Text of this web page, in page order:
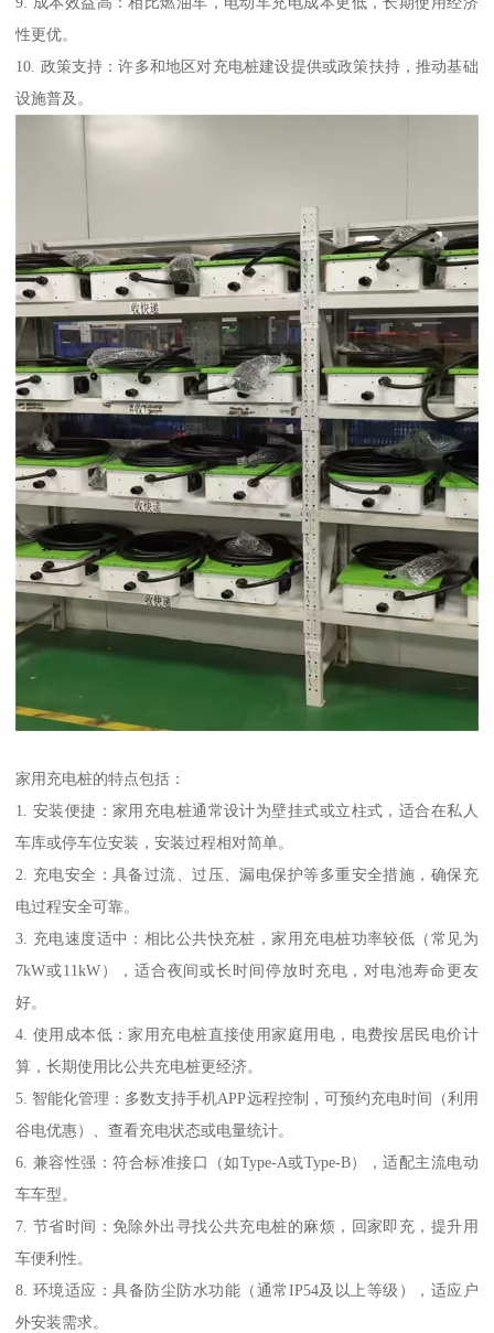
性更优。
10. 政策支持：许多和地区对充电桩建设提供或政策扶持，推动基础
设施普及。
家用充电桩的特点包括：
1. 安装便捷：家用充电桩通常设计为壁挂式或立柱式，适合在私人
车库或停车位安装，安装过程相对简单。
2. 充电安全：具备过流、过压、漏电保护等多重安全措施，确保充
电过程安全可靠。
3. 充电速度适中：相比公共快充桩，家用充电桩功率较低（常见为
7kW或11kW），适合夜间或长时间停放时充电，对电池寿命更友
好。
4. 使用成本低：家用充电桩直接使用家庭用电，电费按居民电价计
算，长期使用比公共充电桩更经济。
5. 智能化管理：多数支持手机APP远程控制，可预约充电时间（利用
谷电优惠）、查看充电状态或电量统计。
6. 兼容性强：符合标准接口（如Type-A或Type-B），适配主流电动
车车型。
7. 节省时间：免除外出寻找公共充电桩的麻烦，回家即充，提升用
车便利性。
8. 环境适应：具备防尘防水功能（通常IP54及以上等级），适应户
外安装需求。